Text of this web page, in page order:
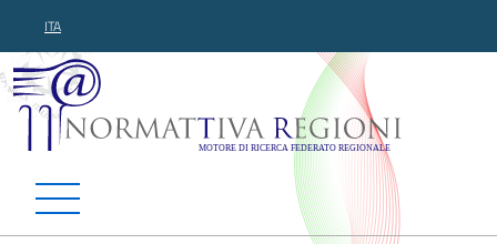
ITA
Normattiva Regioni -